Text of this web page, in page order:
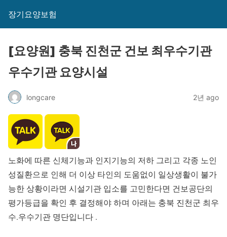
장기요양보험
[요양원] 충북 진천군 건보 최우수기관
우수기관 요양시설
longcare 2년 ago
노화에 따른 신체기능과 인지기능의 저하 그리고 각종 노인
성질환으로 인해 더 이상 타인의 도움없이 일상생활이 불가
능한 상황이라면 시설기관 입소를 고민한다면 건보공단의
평가등급을 확인 후 결정해야 하며 아래는 충북 진천군 최우
수.우수기관 명단입니다 .